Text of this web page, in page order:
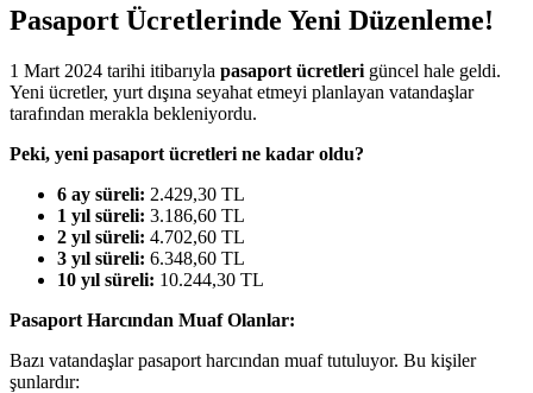
Pasaport Ücretlerinde Yeni Düzenleme!
1 Mart 2024 tarihi itibarıyla pasaport ücretleri güncel hale geldi.
Yeni ücretler, yurt dışına seyahat etmeyi planlayan vatandaşlar
tarafından merakla bekleniyordu.
Peki, yeni pasaport ücretleri ne kadar oldu?
6 ay süreli: 2.429,30 TL
1 yıl süreli: 3.186,60 TL
2 yıl süreli: 4.702,60 TL
3 yıl süreli: 6.348,60 TL
10 yıl süreli: 10.244,30 TL
Pasaport Harcından Muaf Olanlar:
Bazı vatandaşlar pasaport harcından muaf tutuluyor. Bu kişiler
şunlardır: